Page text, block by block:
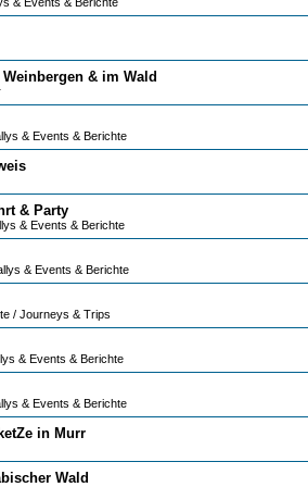
& im Wald
& Events & Berichte
& Party
& Events & Berichte
& Events & Berichte
/ Journeys & Trips
& Events & Berichte
& Events & Berichte
in Murr
Wald